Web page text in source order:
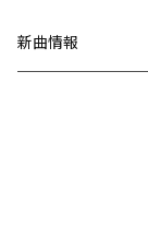
新曲情報